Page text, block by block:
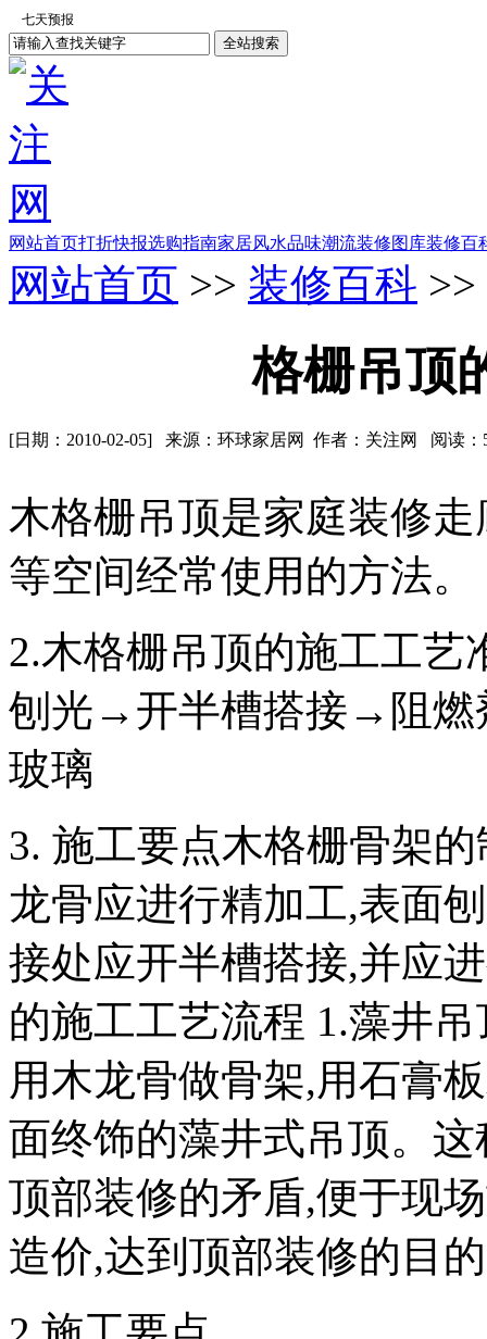
网站首页打折快报选购指南家居风水品味潮流装修图库装修百
网站首页 >> 装修百科 >>
格栅吊顶
[日期：2010-02-05] 来源：环球家居网 作者：关注网 阅读：
木格栅吊顶是家庭装修
等空间经常使用的方法。
2.木格栅吊顶的施工工
刨光→开半槽搭接→阻
玻璃
3. 施工要点木格栅骨架
龙骨应进行精加工,表面
接处应开半槽搭接,并应
的施工工艺流程 1.藻井
用木龙骨做骨架,用石膏
面终饰的藻井式吊顶。
顶部装修的矛盾,便于现
造价,达到顶部装修的目